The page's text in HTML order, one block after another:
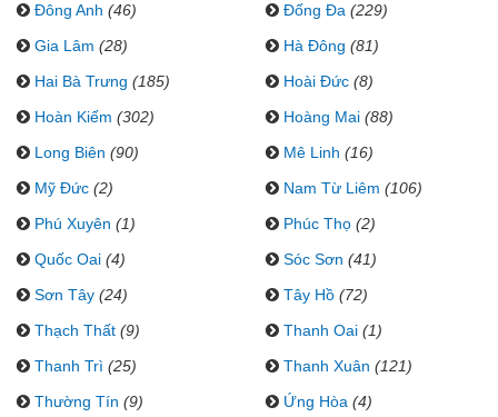
Đông Anh (46) Đống Đa (229)
Gia Lâm (28) Hà Đông (81)
Hai Bà Trưng (185) Hoài Đức (8)
Hoàn Kiếm (302) Hoàng Mai (88)
Long Biên (90) Mê Linh (16)
Mỹ Đức (2) Nam Từ Liêm (106)
Phú Xuyên (1) Phúc Thọ (2)
Quốc Oai (4) Sóc Sơn (41)
Sơn Tây (24) Tây Hồ (72)
Thạch Thất (9) Thanh Oai (1)
Thanh Trì (25) Thanh Xuân (121)
Thường Tín (9) Ứng Hòa (4)